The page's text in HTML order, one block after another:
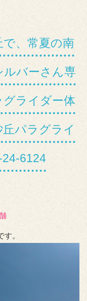
、常夏の南
ルバーさん専
グライダー体
パラグライ
6124
す。